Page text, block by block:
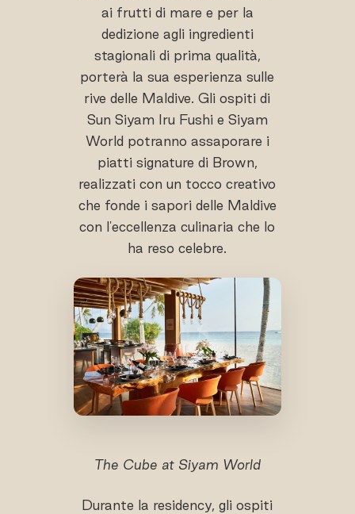
ai frutti di mare e per la
dedizione agli ingredienti
stagionali di prima qualità,
porterà la sua esperienza sulle
rive delle Maldive. Gli ospiti di
Sun Siyam Iru Fushi e Siyam
World potranno assaporare i
piatti signature di Brown,
realizzati con un tocco creativo
che fonde i sapori delle Maldive
con l'eccellenza culinaria che lo
ha reso celebre.
The Cube at Siyam World
Durante la residency, gli ospiti